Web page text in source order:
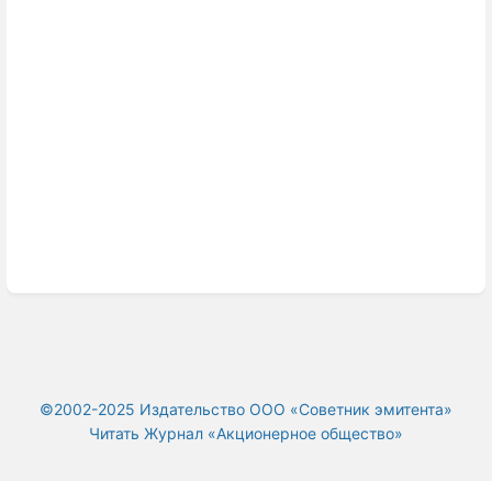
©2002-2025 Издательство ООО «‎Советник эмитента»
Читать Журнал «Акционерное общество»